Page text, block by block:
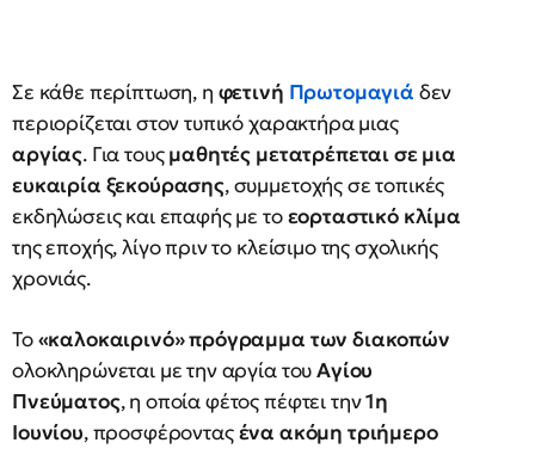
Σε κάθε περίπτωση, η φετινή Πρωτομαγιά δεν
περιορίζεται στον τυπικό χαρακτήρα μιας
αργίας. Για τουςμαθητές μετατρέπεται σε μια
ευκαιρία ξεκούρασης, συμμετοχής σε τοπικές
εκδηλώσεις και επαφής με τοεορταστικό κλίμα
της εποχής, λίγο πριν το κλείσιμο της σχολικής
χρονιάς.
Το«καλοκαιρινό» πρόγραμμα των διακοπών
ολοκληρώνεται με την αργία τουΑγίου
Πνεύματος, η οποία φέτος πέφτει την1η
Ιουνίου, προσφέρονταςένα ακόμη τριήμερο